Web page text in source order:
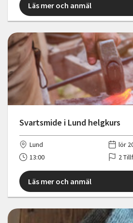
Läs mer och anmäl
Svartsmide i Lund helgkurs
Lund
lör
13:00
2
Läs mer och anmäl